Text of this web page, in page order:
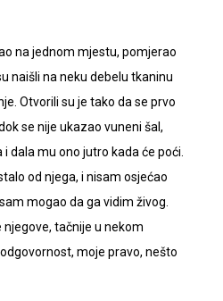
na jednom mjestu, pomjerao
naišli na neku debelu tkaninu
Otvorili su je tako da se prvo
se nije ukazao vuneni šal,
dala mu ono jutro kada će poći.
od njega, i nisam osjećao
mogao da ga vidim živog.
tačnije u nekom
moje pravo, nešto